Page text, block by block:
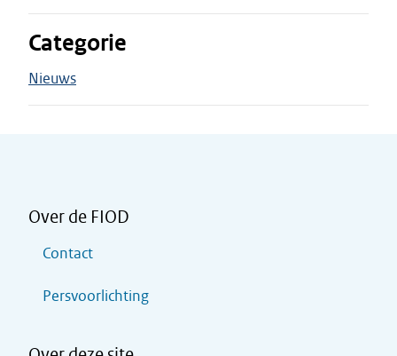
Categorie
Nieuws
Over de FIOD
Contact
Persvoorlichting